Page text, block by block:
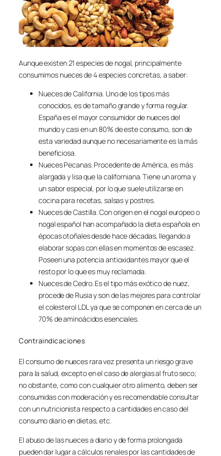
Aunque existen 21 especies de nogal, principalmente
consumimos nueces de 4 especies concretas, a saber:
Nueces de California. Uno de los tipos más
conocidos, es de tamaño grande y forma regular.
España es el mayor consumidor de nueces del
mundo y casi en un 80% de este consumo, son de
esta variedad aunque no necesariamente es la más
beneficiosa.
Nueces Pecanas. Procedente de América, es más
alargada y lisa que la californiana. Tiene un aroma y
un sabor especial, por lo que suele utilizarse en
cocina para recetas, salsas y postres.
Nueces de Castilla. Con origen en el nogal europeo o
nogal español han acompañado la dieta española en
épocas otoñales desde hace décadas, llegando a
elaborar sopas con ellas en momentos de escasez.
Poseen una potencia antioxidantes mayor que el
resto por lo que es muy reclamada.
Nueces de Cedro. Es el tipo más exótico de nuez,
procede de Rusia y son de las mejores para controlar
el colesterol LDL ya que se componen en cerca de un
70% de aminoácidos esenciales.
Contraindicaciones
El consumo de nueces rara vez presenta un riesgo grave
para la salud, excepto en el caso de alergias al fruto seco;
no obstante, como con cualquier otro alimento, deben ser
consumidas con moderación y es recomendable consultar
con un nutricionista respecto a cantidades en caso del
consumo diario en dietas, etc.
El abuso de las nueces a diario y de forma prolongada
pueden dar lugar a cálculos renales por las cantidades de